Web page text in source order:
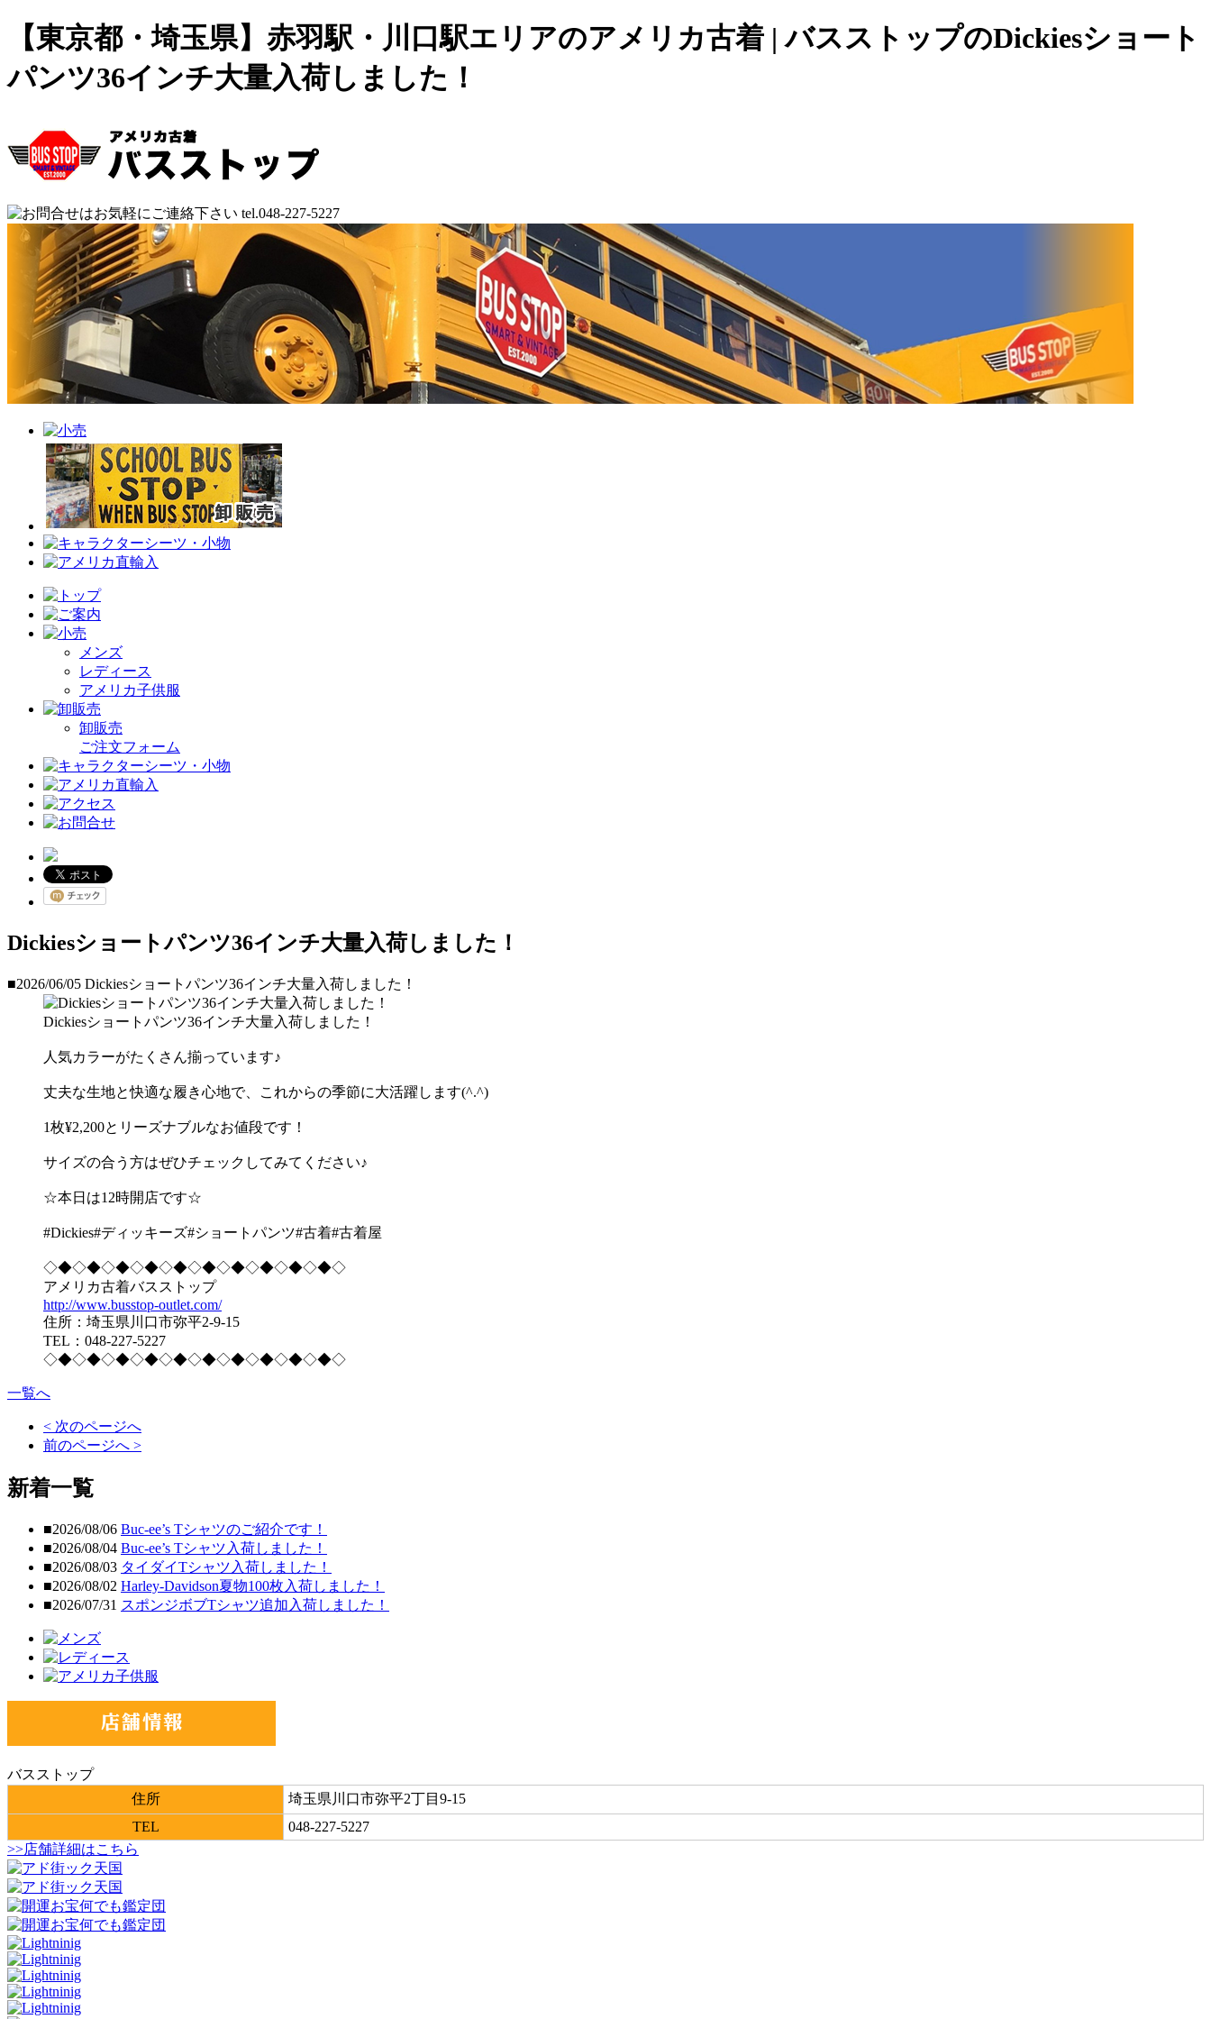
【東京都・埼玉県】赤羽駅・川口駅エリアのアメリカ古着 | バスストップのDickiesショート
パンツ36インチ大量入荷しました！
メンズ
レディース
アメリカ子供服
卸販売
ご注文フォーム
Dickiesショートパンツ36インチ大量入荷しました！
■2026/06/05 Dickiesショートパンツ36インチ大量入荷しました！
Dickiesショートパンツ36インチ大量入荷しました！
人気カラーがたくさん揃っています♪
丈夫な生地と快適な履き心地で、これからの季節に大活躍します(^.^)
1枚¥2,200とリーズナブルなお値段です！
サイズの合う方はぜひチェックしてみてください♪
☆本日は12時開店です☆
#Dickies#ディッキーズ#ショートパンツ#古着#古着屋
◇◆◇◆◇◆◇◆◇◆◇◆◇◆◇◆◇◆◇◆◇
アメリカ古着バスストップ
http://www.busstop-outlet.com/
住所：埼玉県川口市弥平2-9-15
TEL：048-227-5227
◇◆◇◆◇◆◇◆◇◆◇◆◇◆◇◆◇◆◇◆◇
一覧へ
< 次のページへ
前のページへ >
新着一覧
■2026/08/06 Buc-ee’s Tシャツのご紹介です！
■2026/08/04 Buc-ee’s Tシャツ入荷しました！
■2026/08/03 タイダイTシャツ入荷しました！
■2026/08/02 Harley-Davidson夏物100枚入荷しました！
■2026/07/31 スポンジボブTシャツ追加入荷しました！
バスストップ
住所
埼玉県川口市弥平2丁目9-15
TEL
048-227-5227
>>店舗詳細はこちら